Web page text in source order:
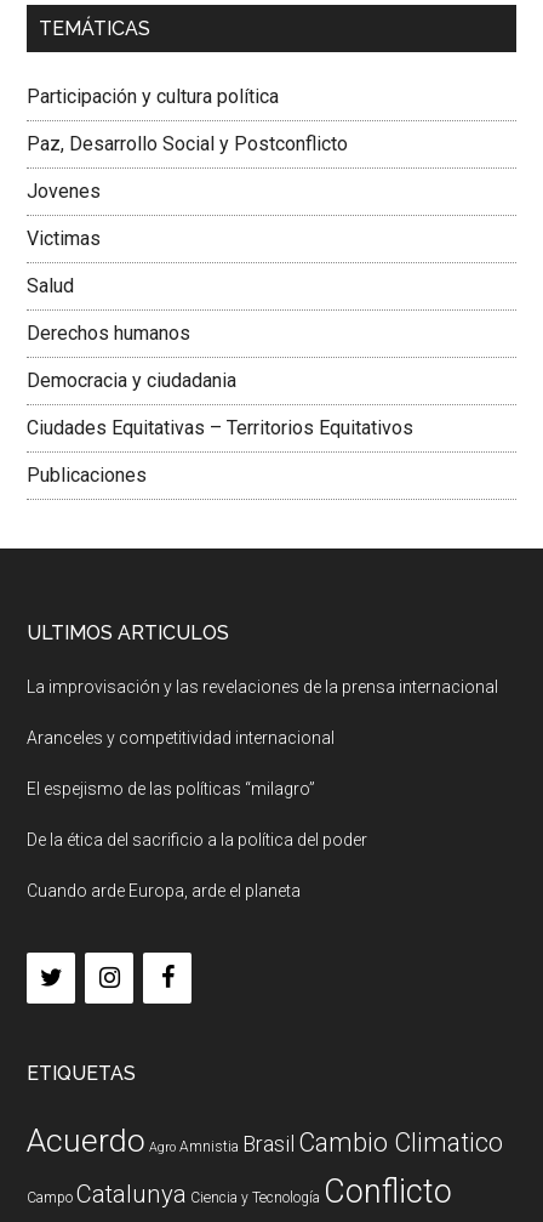
00:00 01:04
Dra. Carolina Corcho Mejía,Presidenta Corporación
Colombiana
TEMÁTICAS
Participación y cultura política
Paz, Desarrollo Social y Postconflicto
Jovenes
Victimas
Salud
Derechos humanos
Democracia y ciudadania
Ciudades Equitativas – Territorios Equitativos
Publicaciones
ULTIMOS ARTICULOS
La improvisación y las revelaciones de la prensa internacional
Aranceles y competitividad internacional
El espejismo de las políticas “milagro”
De la ética del sacrificio a la política del poder
Cuando arde Europa, arde el planeta
ETIQUETAS
Acuerdo Agro Amnistia Brasil Cambio Climatico
Campo Catalunya Ciencia y Tecnología Conflicto